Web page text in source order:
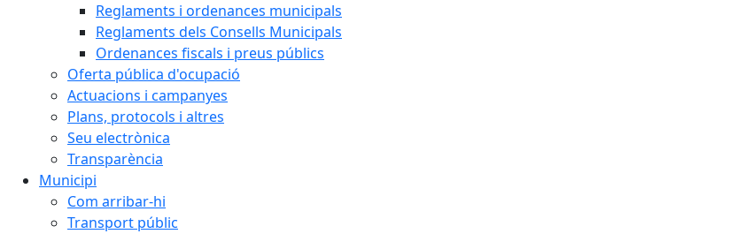
Reglaments i ordenances municipals
Reglaments dels Consells Municipals
Ordenances fiscals i preus públics
Oferta pública d'ocupació
Actuacions i campanyes
Plans, protocols i altres
Seu electrònica
Transparència
Municipi
Com arribar-hi
Transport públic